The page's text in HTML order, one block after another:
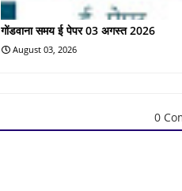
गोंडवाना समय ई पेपर 03 अगस्त 2026
August 03, 2026
0